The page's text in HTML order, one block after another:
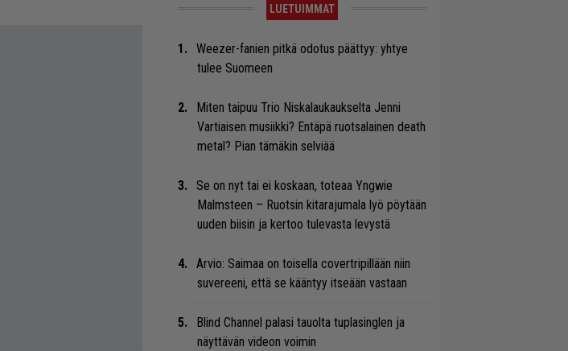
LUETUIMMAT
Weezer-fanien pitkä odotus päättyy: yhtye
tulee Suomeen
Miten taipuu Trio Niskalaukaukselta Jenni
Vartiaisen musiikki? Entäpä ruotsalainen death
metal? Pian tämäkin selviää
Se on nyt tai ei koskaan, toteaa Yngwie
Malmsteen – Ruotsin kitarajumala lyö pöytään
uuden biisin ja kertoo tulevasta levystä
Arvio: Saimaa on toisella covertripillään niin
suvereeni, että se kääntyy itseään vastaan
Blind Channel palasi tauolta tuplasinglen ja
näyttävän videon voimin